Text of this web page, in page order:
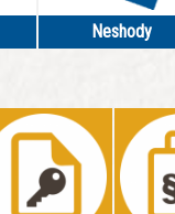
Neshody